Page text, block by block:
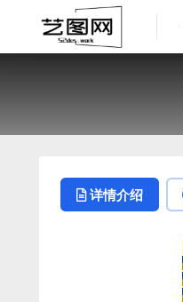
详情介绍